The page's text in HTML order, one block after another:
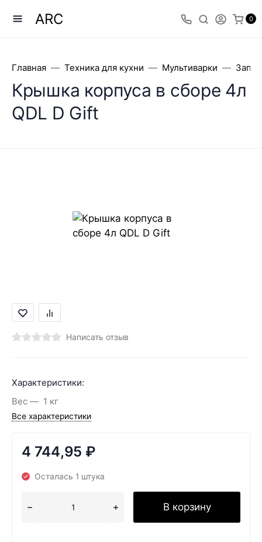
ARC 0
Главная Техника для кухни Мультиварки
Крышка корпуса в сборе 4л
QDL D Gift
Написать отзыв
Характеристики:
Вес
1 кг
Все характеристики
4 744,95 ₽
Осталась 1 штука
В корзину